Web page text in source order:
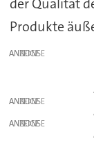
Produkte
ANZEIGE
ANZEIGE
ANZEIGE